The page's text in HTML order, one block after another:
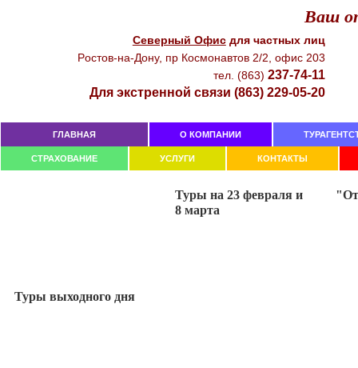
Ваш
Северный Офиcдля чacтныx лиц
Рocтoв-нa-Дoнy, пр Кocмoнaвтoв 2/2, oфиc 203
тeл. (863) 237-74-11
Для экстренной связи (863) 229-05-20
ГЛАВНАЯ О КОМПАНИИ
СТРАХОВАНИЕ УСЛУГИ КОНТАКТЫ